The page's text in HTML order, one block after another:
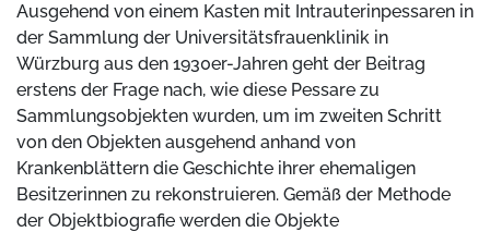
Ausgehend von einem Kasten mit Intrauterinpessaren in
der Sammlung der Universitätsfrauenklinik in
Würzburg aus den 1930er-Jahren geht der Beitrag
erstens der Frage nach, wie diese Pessare zu
Sammlungsobjekten wurden, um im zweiten Schritt
von den Objekten ausgehend anhand von
Krankenblättern die Geschichte ihrer ehemaligen
Besitzerinnen zu rekonstruieren. Gemäß der Methode
der Objektbiografie werden die Objekte